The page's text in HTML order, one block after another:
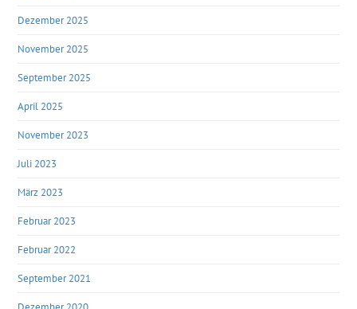
Dezember 2025
November 2025
September 2025
April 2025
November 2023
Juli 2023
März 2023
Februar 2023
Februar 2022
September 2021